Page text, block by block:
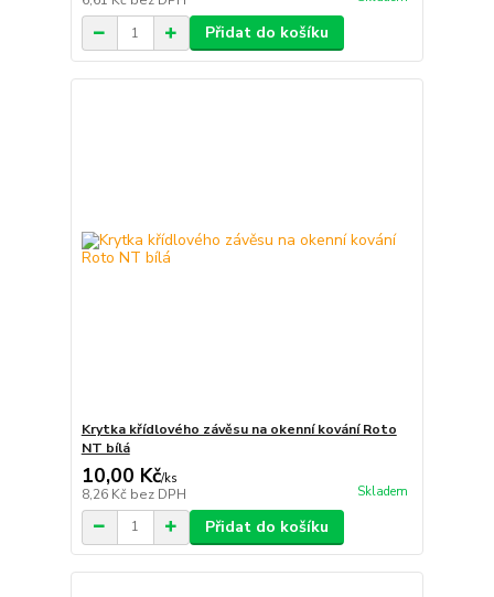
Přidat do košíku
Krytka křídlového závěsu na okenní kování Roto
NT bílá
10,00 Kč/ks
8,26 Kč bez DPH Skladem
Přidat do košíku